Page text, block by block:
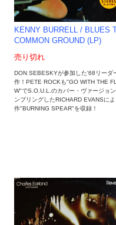
KENNY BURRELL / BLUES
COMMON GROUND (LP)
売り切れ
DON SEBESKYが参加した'68リーダ
作！PETE ROCKも"GO WITH THE
W"でS.O.U.L.のカバー・ヴァージョ
ンプリングしたRICHARD EVANSによ
作"BURNING SPEAR"を収録！